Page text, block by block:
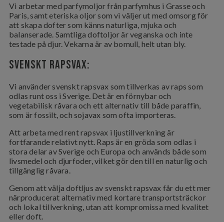
Vi arbetar med parfymoljor från parfymhus i Grasse och
Paris, samt eteriska oljor som vi väljer ut med omsorg för
att skapa dofter som känns naturliga, mjuka och
balanserade. Samtliga doftoljor är veganska och inte
testade på djur. Vekarna är av bomull, helt utan bly.
Svenskt Rapsvax:
Vi använder svenskt rapsvax som tillverkas av raps som
odlas runt oss i Sverige. Det är en förnybar och
vegetabilisk råvara och ett alternativ till både paraffin,
som är fossilt, och sojavax som ofta importeras.
Att arbeta med rent rapsvax i ljustillverkning är
fortfarande relativt nytt. Raps är en gröda som odlas i
stora delar av Sverige och Europa och används både som
livsmedel och djurfoder, vilket gör den till en naturlig och
tillgänglig råvara.
Genom att välja doftljus av svenskt rapsvax får du ett mer
närproducerat alternativ med kortare transportsträckor
och lokal tillverkning, utan att kompromissa med kvalitet
eller doft.